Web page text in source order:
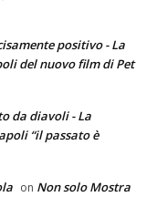
positivo - La
del nuovo film di Pet
da diavoli - La
“il passato è
on Non solo Mostra